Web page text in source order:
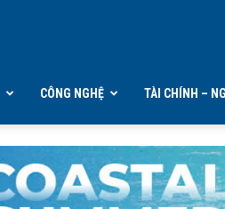
CÔNG NGHỆ TÀI CHÍNH –